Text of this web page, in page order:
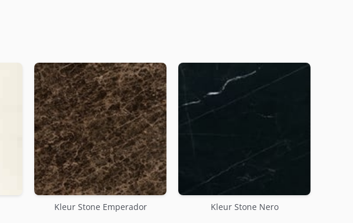
Kleur Stone Emperador Kleur Stone Nero